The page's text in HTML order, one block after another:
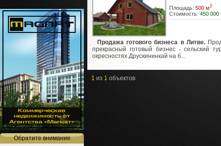
Обратите внимание
Площадь: 500 м2
Стоимость: 450 000
Продажа готового бизнеса в Литве.
прекрасный готовый бизнес - сельский
окресностях Друскининкай на б...
1 из 1 объектов